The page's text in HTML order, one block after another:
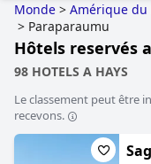
Monde > Amérique du
> Paraparaumu
Hôtels reservés
98 HOTELS A HAYS
Le classement peut être
recevons.